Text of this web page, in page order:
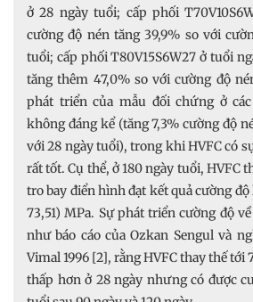
ở 28 ngày tuổi; cấp phối
cường độ nén tăng 39,9% so với
tuổi; cấp phối T80V15S6W27 ở tuổi
tăng thêm 47,0% so với cường độ
phát triển của mẫu đối chứng ở
không đáng kể (tăng 7,3% cường độ
với 28 ngày tuổi), trong khi HVFC có
rất tốt. Cụ thể, ở 180 ngày tuổi, HVFC
tro bay điển hình đạt kết quả cường độ
73,51) MPa. Sự phát triển cường độ
như báo cáo của Ozkan Sengul và
Vimal 1996 [2], rằng HVFC thay thế tới
thấp hơn ở 28 ngày nhưng có được